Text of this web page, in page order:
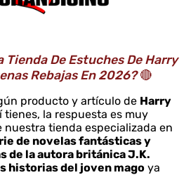
Tienda De Estuches De Harry
Rebajas En 2026?🔴
producto y artículo de Harry
tienes, la respuesta es muy
nuestra tienda especializada en
de novelas fantásticas y
de la autora británica J.K.
historias del joven mago ya